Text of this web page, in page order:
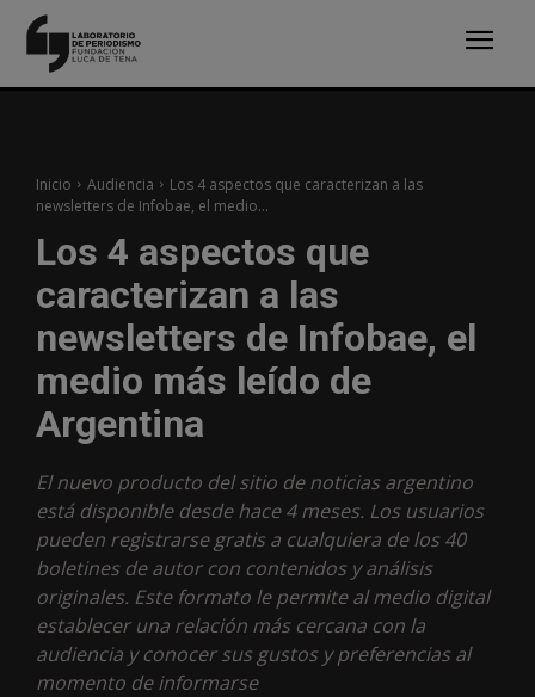
Inicio Audiencia
Los 4 aspectos que caracterizan a las
newsletters de Infobae, el medio...
Los 4 aspectos que
caracterizan a las
newsletters de Infobae, el
medio más leído de
Argentina
El nuevo producto del sitio de noticias argentino
está disponible desde hace 4 meses. Los usuarios
pueden registrarse gratis a cualquiera de los 40
boletines de autor con contenidos y análisis
originales. Este formato le permite al medio digital
establecer una relación más cercana con la
audiencia y conocer sus gustos y preferencias al
momento de informarse